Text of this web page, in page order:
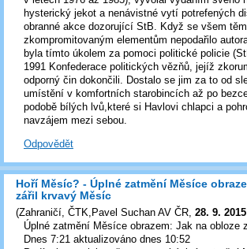
hysterický jekot a nenávistné vytí potrefených
obranné akce dozorující StB. Když se všem
zkompromitovaným elementům nepodařilo
byla tímto úkolem za pomoci politické policie
1991 Konfederace politických vězňů, jejíž
odporný čin dokončili. Dostalo se jim za to od
umístění v komfortních starobincích až po
podobě bílých lvů,které si Havlovi chlapci a
navzájem mezi sebou.
Odpovědět
Hoří Měsíc? - Úplné zatmění Měsíce
zářil krvavý Měsíc
(Zahraničí, ČTK,Pavel Suchan AV ČR, 28. 9. 2015
Úplné zatmění Měsíce obrazem: Jak na obloze
Dnes 7:21 aktualizováno dnes 10:52